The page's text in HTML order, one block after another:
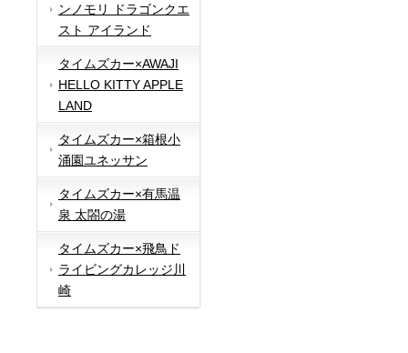
ンノモリ ドラゴンクエ
スト アイランド
タイムズカー×AWAJI
HELLO KITTY APPLE
LAND
タイムズカー×箱根小
涌園ユネッサン
タイムズカー×有馬温
泉 太閤の湯
タイムズカー×飛鳥ド
ライビングカレッジ川
崎